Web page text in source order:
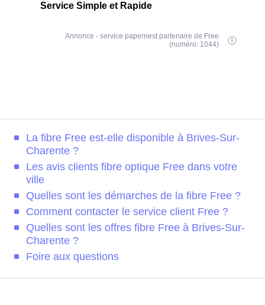
Service Simple et Rapide
Annonce - service papernest partenaire de Free
(numéro: 1044)
La fibre Free est-elle disponible à Brives-Sur-
Charente ?
Les avis clients fibre optique Free dans votre
ville
Quelles sont les démarches de la fibre Free ?
Comment contacter le service client Free ?
Quelles sont les offres fibre Free à Brives-Sur-
Charente ?
Foire aux questions